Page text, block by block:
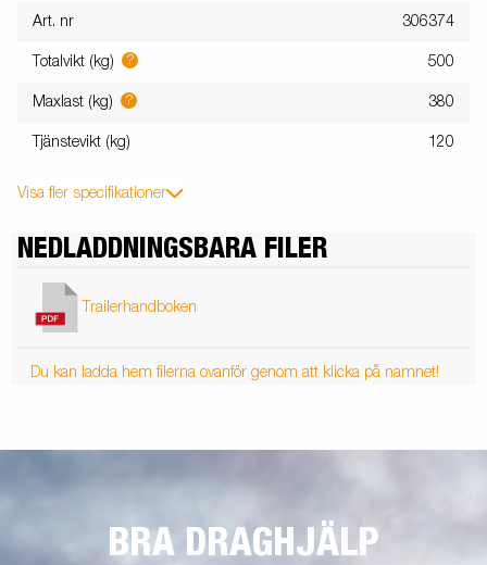
Art. nr 306374
Totalvikt (kg) ? 500
Maxlast (kg) ? 380
Tjänstevikt (kg) 120
Visa fler specifikationer
NEDLADDNINGSBARA FILER
Trailerhandboken
Du kan ladda hem filerna ovanför genom att klicka på namnet!
BRA DRAGHJÄLP